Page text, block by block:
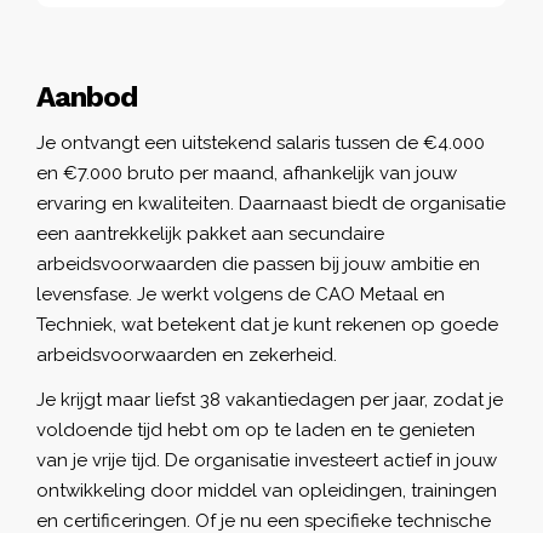
Aanbod
Je ontvangt een uitstekend salaris tussen de €4.000
en €7.000 bruto per maand, afhankelijk van jouw
ervaring en kwaliteiten. Daarnaast biedt de organisatie
een aantrekkelijk pakket aan secundaire
arbeidsvoorwaarden die passen bij jouw ambitie en
levensfase. Je werkt volgens de CAO Metaal en
Techniek, wat betekent dat je kunt rekenen op goede
arbeidsvoorwaarden en zekerheid.
Je krijgt maar liefst 38 vakantiedagen per jaar, zodat je
voldoende tijd hebt om op te laden en te genieten
van je vrije tijd. De organisatie investeert actief in jouw
ontwikkeling door middel van opleidingen, trainingen
en certificeringen. Of je nu een specifieke technische